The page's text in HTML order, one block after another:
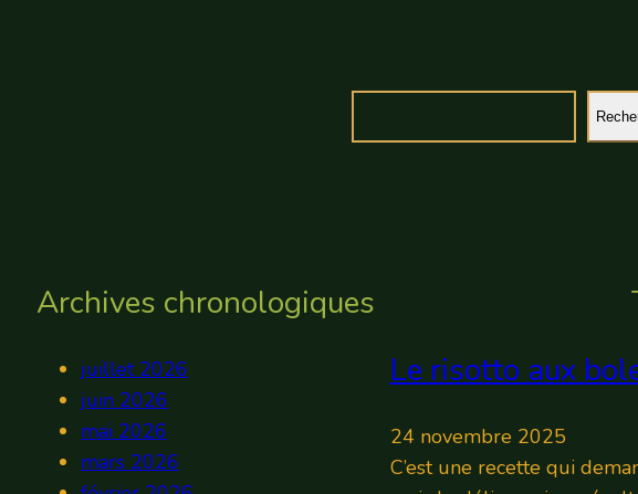
Archives chronologiques
juillet 2026
juin 2026
mai 2026
mars 2026
Le risotto aux
24 novembre 2025
C’est une recette qui